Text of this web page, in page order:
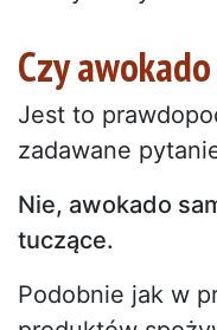
Czy
Jest to
zadawane
Nie, awokado
tuczące.
Podobnie jak w